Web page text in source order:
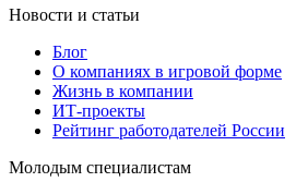
Новости и статьи
Блог
О компаниях в игровой форме
Жизнь в компании
ИТ-проекты
Рейтинг работодателей России
Молодым специалистам